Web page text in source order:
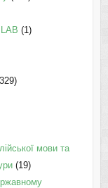
(1)
мови та
(19)